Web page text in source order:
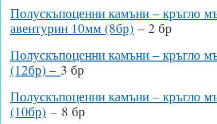
Полускъпоценни камъни – кръгло
авентурин 10мм (8бр) – 2 бр
Полускъпоценни камъни – кръгло
(12бр) – 3 бр
Полускъпоценни камъни – кръгло
(10бр) – 8 бр